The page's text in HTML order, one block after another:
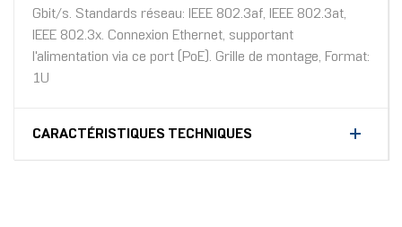
Gbit/s. Standards réseau: IEEE 802.3af, IEEE 802.3at,
IEEE 802.3x. Connexion Ethernet, supportant
l'alimentation via ce port (PoE). Grille de montage, Format:
1U
CARACTÉRISTIQUES TECHNIQUES